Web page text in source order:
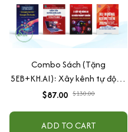
Combo Sách (Tặng
5EB+KH.AI): Xây kênh tự động
AI Agent + AI siêu mạnh + 3
+ Xu hướng
$87.00 $130.00
ADD TO CART